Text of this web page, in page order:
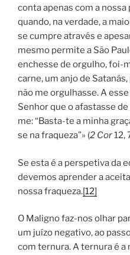
conta apenas com a
quando, na verdade, a
se cumpre através e
mesmo permite a São
enchesse de orgulho, foi-
carne, um anjo de
não me orgulhasse. A
Senhor que o afastasse
me: “Basta-te a minha
se na fraqueza”» (2 Cor12,
Se esta é a perspetiva da
devemos aprender a
nossa fraqueza.[12]
O Maligno faz-nos olhar
um juízo negativo, ao
com ternura. A ternura é